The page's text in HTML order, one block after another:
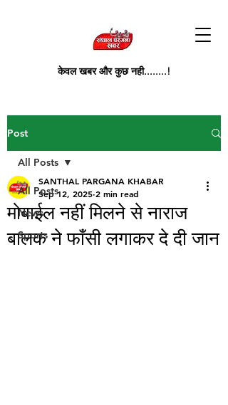
केवल खबर और कुछ नही........!
Post
All Posts
News
Sports
All Posts
मोबाईल नहीं मिलने से नाराज
बालक ने फाँसी लगाकर दे दी जान
SANTHAL PARGANA KHABAR
Sep 12, 2025 2 min read